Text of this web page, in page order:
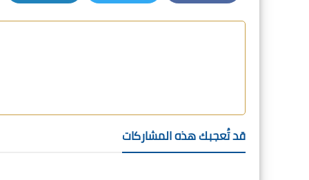
Facebook
Twitter
LinkedIn
قد تُعجبك هذه المشاركات